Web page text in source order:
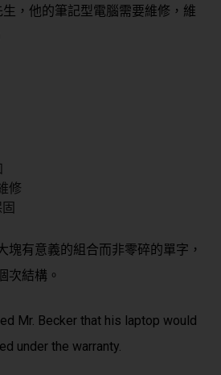
生，他的筆記型電腦需要維修，維
修
塊有意義的組合而非零碎的單字，
次結構。
Mr. Becker that his laptop would
under the warranty.